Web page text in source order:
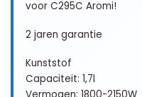
voor C295C Aromi!
2 jaren garantie
Kunststof
Capaciteit: 1,7l
Vermogen: 1800-2150W